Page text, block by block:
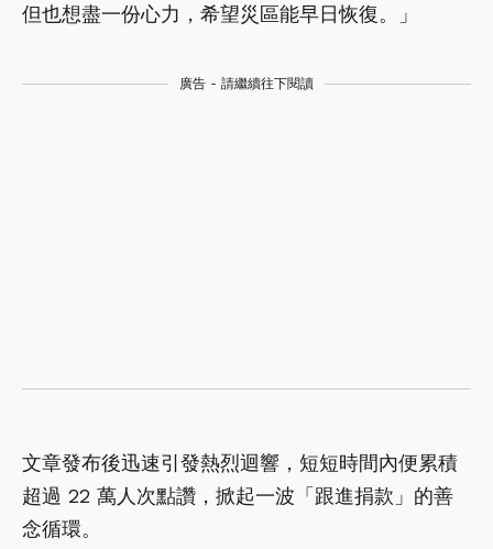
但也想盡一份心力，希望災區能早日恢復。」
廣告 - 請繼續往下閱讀
文章發布後迅速引發熱烈迴響，短短時間內便累積
超過 22 萬人次點讚，掀起一波「跟進捐款」的善
念循環。